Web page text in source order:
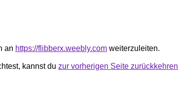
an https://flibberx.weebly.com weiterzuleiten.
kannst du zur vorherigen Seite zurückkehren